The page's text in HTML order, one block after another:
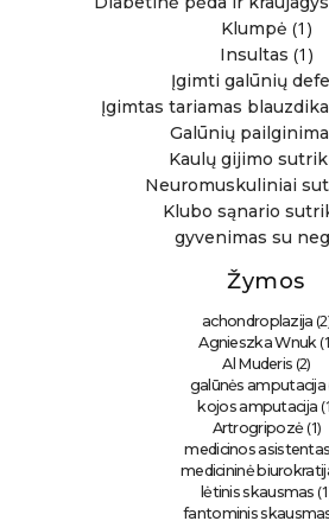
Klumpė (1)
Insultas (1)
Įgimti galūnių
Įgimtas tariamas
Galūnių
Kaulų gijimo
Neuromuskuliniai
Klubo sąnario
gyvenimas su
Žymos
achondroplazija (2)
Agnieszka Wnuk
Al Muderis (2)
galūnės amputacija
kojos amputacija
Artrogripozė(1)
medicinos asistentas
medicininė
lėtinis skausmas
fantominis